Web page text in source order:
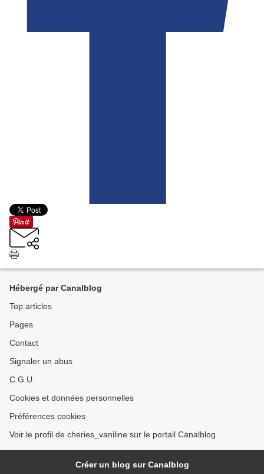
Hébergé par Canalblog
Top articles
Pages
Contact
Signaler un abus
C.G.U.
Cookies et données personnelles
Préférences cookies
Voir le profil de cheries_vaniline sur le portail Canalblog
Créer un blog sur Canalblog